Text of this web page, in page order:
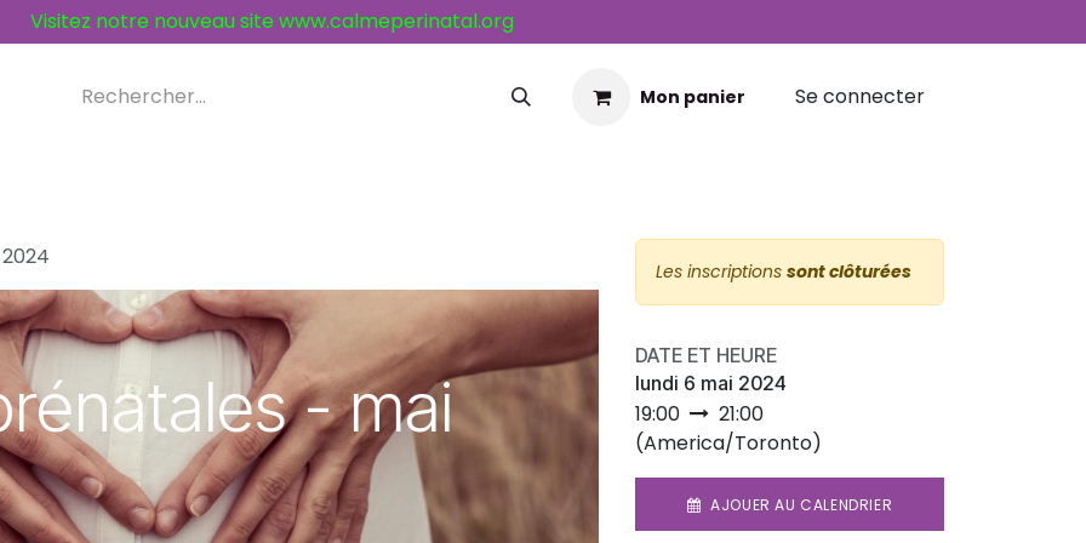
Visitez notre nouveau site www.calmeperinatal.org
Mon panier Se connecter
- mai
Les inscriptions sont clôturées
DATE ET HEURE
lundi 6 mai 2024
19:00
21:00
(America/Toronto)
AJOUER AU CALENDRIER